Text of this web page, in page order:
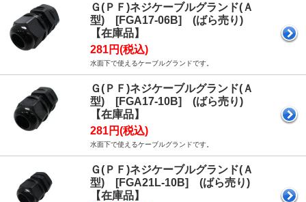
Ｇ(ＰＦ)ネジケーブルグランド(Ａ
型) [FGA17-06B] (ばら売り)
【在庫品】
281円(税込)
水面下で使えるケーブルグランドです。
Ｇ(ＰＦ)ネジケーブルグランド(Ａ
型) [FGA17-10B] (ばら売り)
【在庫品】
281円(税込)
水面下で使えるケーブルグランドです。
Ｇ(ＰＦ)ネジケーブルグランド(Ａ
型) [FGA21L-10B] (ばら売り)
【在庫品】